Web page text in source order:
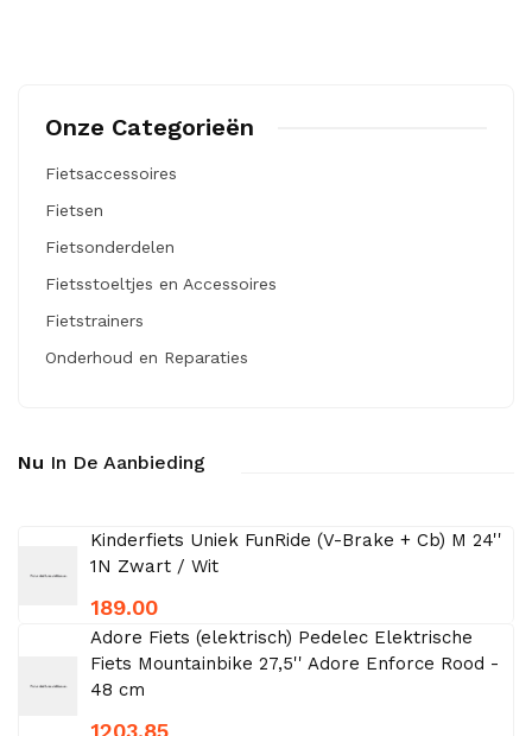
Onze Categorieën
Fietsaccessoires
Fietsen
Fietsonderdelen
Fietsstoeltjes en Accessoires
Fietstrainers
Onderhoud en Reparaties
Nu In De Aanbieding
Kinderfiets Uniek FunRide (V-Brake + Cb) M 24''
1N Zwart / Wit
189.00
Adore Fiets (elektrisch) Pedelec Elektrische
Fiets Mountainbike 27,5'' Adore Enforce Rood -
48 cm
1203.85